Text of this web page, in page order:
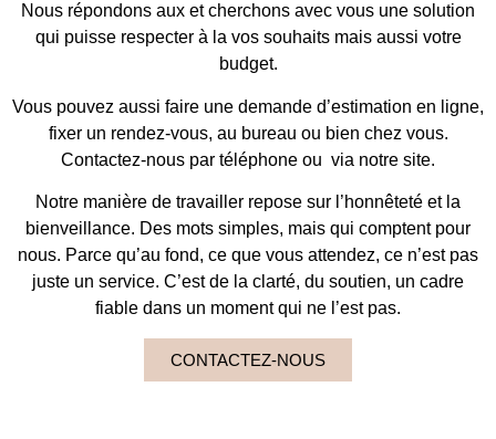
Nous répondons aux et cherchons avec vous une solution
qui puisse respecter à la vos souhaits mais aussi votre
budget.
Vous pouvez aussi faire une demande d’estimation en ligne,
fixer un rendez-vous, au bureau ou bien chez vous.
Contactez-nous par téléphone ou via notre site.
Notre manière de travailler repose sur l’honnêteté et la
bienveillance. Des mots simples, mais qui comptent pour
nous. Parce qu’au fond, ce que vous attendez, ce n’est pas
juste un service. C’est de la clarté, du soutien, un cadre
fiable dans un moment qui ne l’est pas.
CONTACTEZ-NOUS